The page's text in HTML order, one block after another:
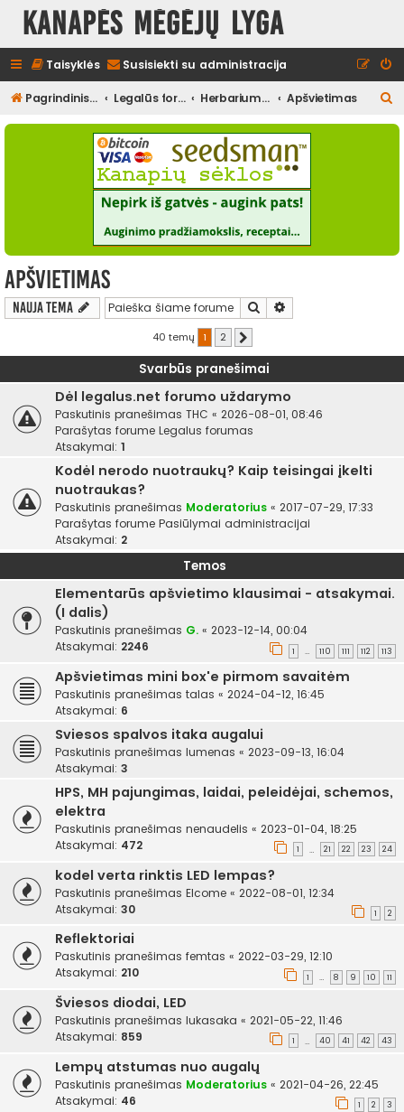
Kanapės mėgėjų lyga
Taisyklės Susisiekti su administracija
Pagrindinis diskusijų puslapis Legalūs forumai Herbariumas Apšvietimas
e
Apšvietimas
Nauja tema Ieškoti
40 temų 1 2
Svarbūs pranešimai
Dėl legalus.net forumo uždarymo
Paskutinis pranešimas THC « 2026-08-01, 08:46
Parašytas forume Legalus forumas
Atsakymai: 1
Kodėl nerodo nuotraukų? Kaip teisingai įkelti
nuotraukas?
Paskutinis pranešimas Moderatorius « 2017-07-29, 17:33
Parašytas forume Pasiūlymai administracijai
Atsakymai: 2
Temos
Elementarūs apšvietimo klausimai - atsakymai.
(I dalis)
Paskutinis pranešimas G. « 2023-12-14, 00:04
Atsakymai: 2246 1 … 110 111 112 113
Apšvietimas mini box'e pirmom savaitėm
Paskutinis pranešimas talas « 2024-04-12, 16:45
Atsakymai: 6
Sviesos spalvos itaka augalui
Paskutinis pranešimas lumenas « 2023-09-13, 16:04
Atsakymai: 3
HPS, MH pajungimas, laidai, peleidėjai, schemos,
elektra
Paskutinis pranešimas nenaudelis « 2023-01-04, 18:25
Atsakymai: 472 1 … 21 22 23 24
kodel verta rinktis LED lempas?
Paskutinis pranešimas Elcome « 2022-08-01, 12:34
Atsakymai: 30 1 2
Reflektoriai
Paskutinis pranešimas femtas « 2022-03-29, 12:10
Atsakymai: 210 1 … 8 9 10 11
Šviesos diodai, LED
Paskutinis pranešimas lukasaka « 2021-05-22, 11:46
Atsakymai: 859 1 … 40 41 42 43
Lempų atstumas nuo augalų
Paskutinis pranešimas Moderatorius « 2021-04-26, 22:45
Atsakymai: 46 1 2 3